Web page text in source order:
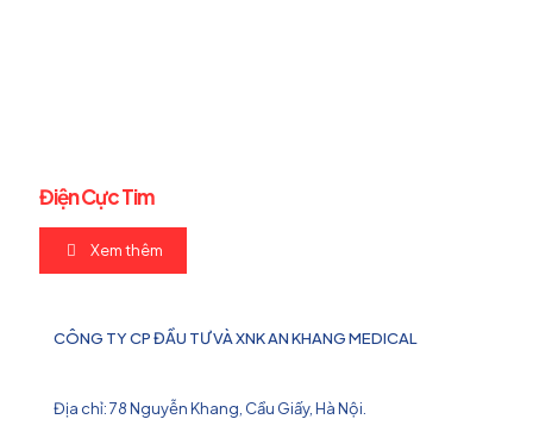
Điện Cực Tim
Xem thêm
CÔNG TY CP ĐẦU TƯ VÀ XNK AN KHANG MEDICAL
Địa chỉ: 78 Nguyễn Khang, Cầu Giấy, Hà Nội.